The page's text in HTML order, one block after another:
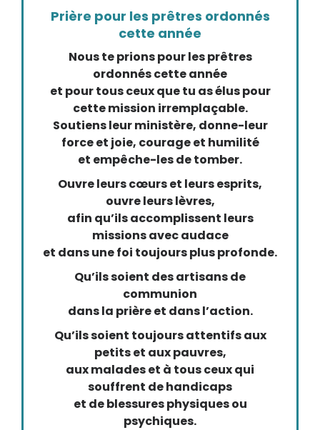
Prière pour les prêtres ordonnés
cette année
Nous te prions pour les prêtres
ordonnés cette année
et pour tous ceux que tu as élus pour
cette mission irremplaçable.
Soutiens leur ministère, donne-leur
force et joie, courage et humilité
et empêche-les de tomber.
Ouvre leurs cœurs et leurs esprits,
ouvre leurs lèvres,
afin qu’ils accomplissent leurs
missions avec audace
et dans une foi toujours plus profonde.
Qu’ils soient des artisans de
communion
dans la prière et dans l’action.
Qu’ils soient toujours attentifs aux
petits et aux pauvres,
aux malades et à tous ceux qui
souffrent de handicaps
et de blessures physiques ou
psychiques.